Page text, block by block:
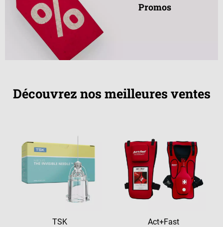
Promos
Découvrez nos meilleures ventes
TSK Act+Fast